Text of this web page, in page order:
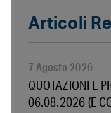
Articoli
QUOTAZIONI E
06.08.2026 (E
7 Agosto 2026